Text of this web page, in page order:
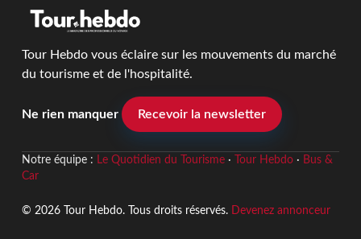
Tour Hebdo vous éclaire sur les mouvements du marché
du tourisme et de l'hospitalité.
Ne rien manquer Recevoir la newsletter
Notre équipe : Le Quotidien du Tourisme· Tour Hebdo· Bus &
Car
© 2026 Tour Hebdo. Tous droits réservés. Devenez annonceur